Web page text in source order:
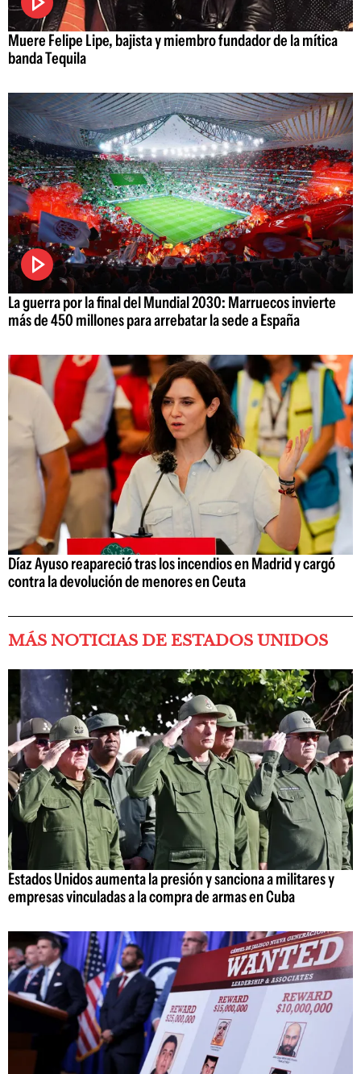
Muere Felipe Lipe, bajista y miembro fundador de la mítica
banda Tequila
La guerra por la final del Mundial 2030: Marruecos invierte
más de 450 millones para arrebatar la sede a España
Díaz Ayuso reapareció tras los incendios en Madrid y cargó
contra la devolución de menores en Ceuta
MÁS NOTICIAS DE ESTADOS UNIDOS
Estados Unidos aumenta la presión y sanciona a militares y
empresas vinculadas a la compra de armas en Cuba